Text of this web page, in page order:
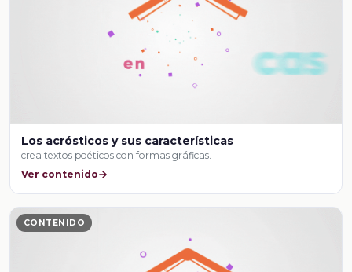
Los acrósticos y sus características
crea textos poéticos con formas gráficas.
Ver contenido
CONTENIDO